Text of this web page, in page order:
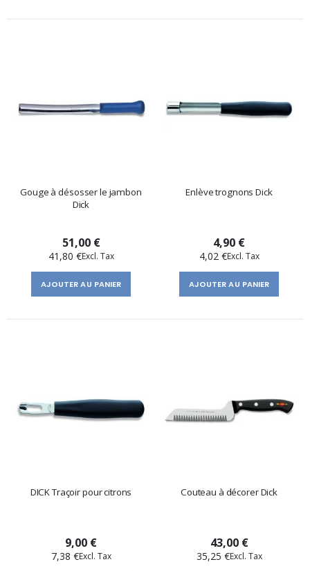
Gouge à désosser le jambon
Dick
51,00 €
41,80 €
AJOUTER AU PANIER
Enlève trognons Dick
4,90 €
4,02 €
AJOUTER AU PANIER
DICK Traçoir pour citrons
9,00 €
7,38 €
Couteau à décorer Dick
43,00 €
35,25 €